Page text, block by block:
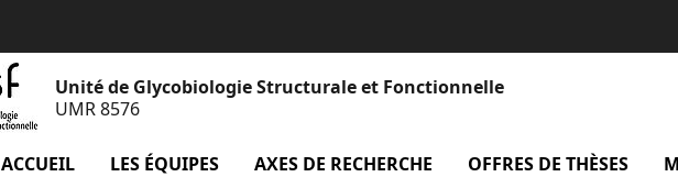
Unité de Glycobiologie Structurale et Fonctionnelle
UMR 8576
ACCUEIL LES ÉQUIPES menu Les équipes
AXES DE RECHERCHE menu Axes de recherche
OFFRES DE THÈSES